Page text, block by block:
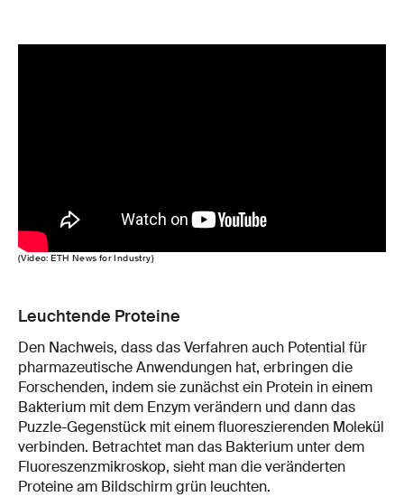
(Video: ETH News for Industry)
Leuchtende Proteine
Den Nachweis, dass das Verfahren auch Potential für
pharmazeutische Anwendungen hat, erbringen die
Forschenden, indem sie zunächst ein Protein in einem
Bakterium mit dem Enzym verändern und dann das
Puzzle-Gegenstück mit einem fluoreszierenden Molekül
verbinden. Betrachtet man das Bakterium unter dem
Fluoreszenzmikroskop, sieht man die veränderten
Proteine am Bildschirm grün leuchten.